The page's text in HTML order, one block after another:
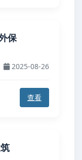
保
2025-08-26
查看